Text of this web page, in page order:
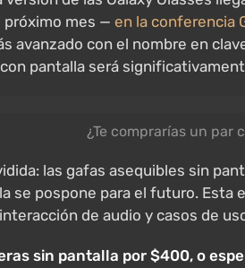
próximo mes — en la conferencia
avanzado con el nombre en
pantalla será
¿Te comprarías un par
las gafas asequibles sin
se pospone para el futuro.
de audio y casos de
sin pantalla por $400, o